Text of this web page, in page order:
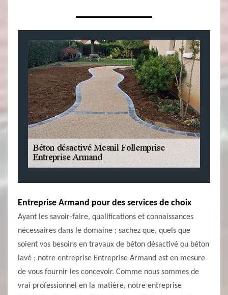
Entreprise Armand pour des services de choix
Ayant les savoir-faire, qualifications et connaissances
nécessaires dans le domaine ; sachez que, quels que
soient vos besoins en travaux de béton désactivé ou béton
lavé ; notre entreprise Entreprise Armand est en mesure
de vous fournir les concevoir. Comme nous sommes de
vrai professionnel en la matière, notre entreprise